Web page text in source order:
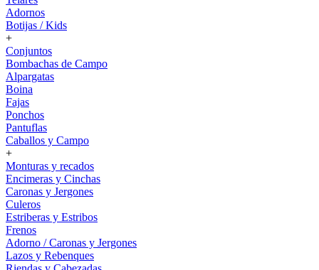
Adornos
Botijas / Kids
+
Conjuntos
Bombachas de Campo
Alpargatas
Boina
Fajas
Ponchos
Pantuflas
Caballos y Campo
+
Monturas y recados
Encimeras y Cinchas
Caronas y Jergones
Culeros
Estriberas y Estribos
Frenos
Adorno / Caronas y Jergones
Lazos y Rebenques